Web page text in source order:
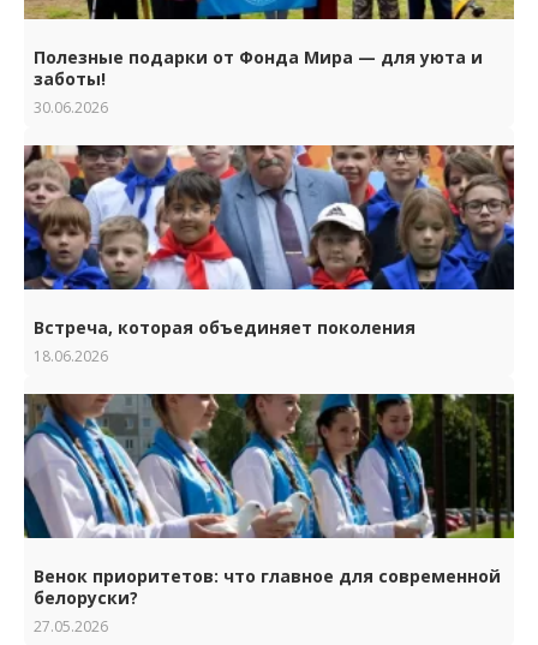
Полезные подарки от Фонда Мира — для уюта и
заботы!
30.06.2026
Встреча, которая объединяет поколения
18.06.2026
Венок приоритетов: что главное для современной
белоруски?
27.05.2026